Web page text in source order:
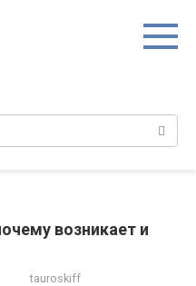
возникает и
tauroskiff